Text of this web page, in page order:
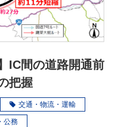
IC間の道路開通前
把握
交通・物流・運輸
公務